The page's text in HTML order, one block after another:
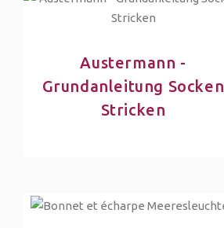
Austermann -
Grundanleitung Socken
Stricken